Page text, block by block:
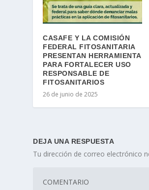
CASAFE Y LA COMISIÓN
FEDERAL FITOSANITARIA
PRESENTAN HERRAMIENTA
PARA FORTALECER USO
RESPONSABLE DE
FITOSANITARIOS
26 de junio de 2025
DEJA UNA RESPUESTA
Tu dirección de correo electrónico